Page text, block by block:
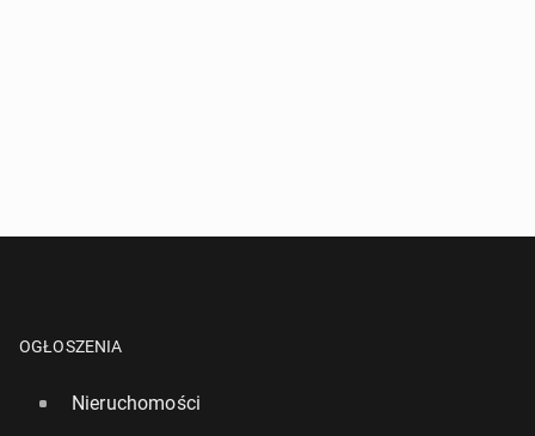
OGŁOSZENIA
Nieruchomości